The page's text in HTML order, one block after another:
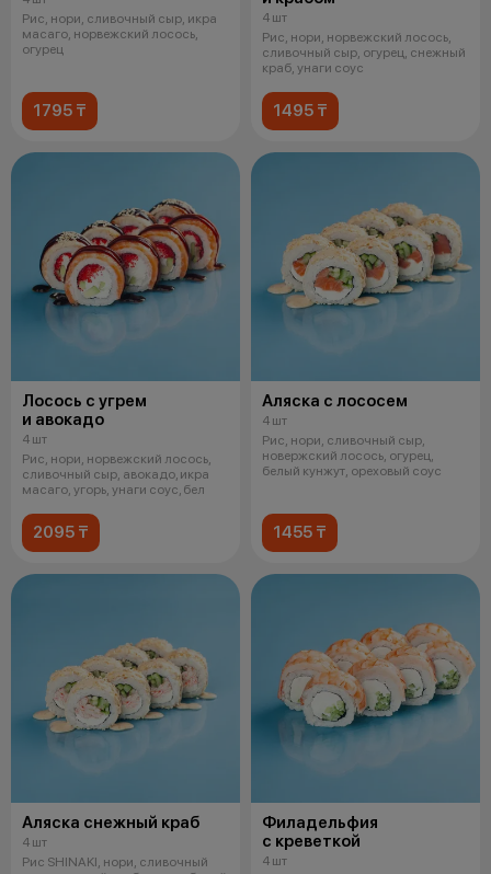
Рис, нори, сливочный сыр, икра
масаго, норвежский лосось,
огурец
1795 ₸
4 шт
Рис, нори, норвежский лосось,
сливочный сыр, огурец, снежный
краб, унаги соус
1495 ₸
Лосось с угрем
и авокадо
4 шт
Рис, нори, норвежский лосось,
сливочный сыр, авокадо, икра
масаго, угорь, унаги соус, бел
2095 ₸
Аляска с лососем
4 шт
Рис, нори, сливочный сыр,
новержский лосось, огурец,
белый кунжут, ореховый соус
1455 ₸
Аляска снежный краб
4 шт
Рис SHINAKI, нори, сливочный
Филадельфия
с креветкой
4 шт